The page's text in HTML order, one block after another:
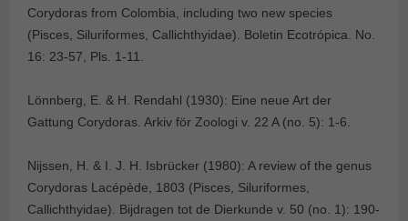
Corydoras from Colombia, including two new species
(Pisces, Siluriformes, Callichthyidae). Boletin Ecotrópica. No.
16: 23-57, Pls. 1-11.
Lönnberg, E. & H. Rendahl (1930): Eine neue Art der
Gattung Corydoras. Arkiv för Zoologi v. 22 A (no. 5): 1-6.
Nijssen, H. & I. J. H. Isbrücker (1980): A review of the genus
Corydoras Lacépède, 1803 (Pisces, Siluriformes,
Callichthyidae). Bijdragen tot de Dierkunde v. 50 (no. 1): 190-